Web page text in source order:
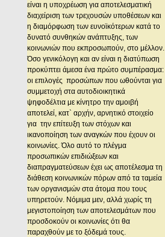
είναι η υποχρέωση για αποτελεσματική
διαχείριση των τρεχουσών υποθέσεων και
η διαμόρφωση των ευνοϊκότερων κατά το
δυνατό συνθηκών ανάπτυξης, των
κοινωνιών που εκπροσωπούν, στο μέλλον.
Όσο γενικόλογη και αν είναι η διατύπωση
προκύπτει άμεσα ένα πρώτο συμπέρασμα:
οι επιλογές προσώπων που ωθούνται για
συμμετοχή στα αυτοδιοικητικά
ψηφοδέλτια με κίνητρο την αμοιβή
αποτελεί, κατ` αρχήν, αρνητικό στοιχείο
για την επίτευξη των στόχων και
ικανοποίηση των αναγκών που έχουν οι
κοινωνίες. Όλο αυτό το πλέγμα
προσωπικών επιδιώξεων και
διαπραγματεύσεων έχει ως αποτέλεσμα τη
διάθεση κοινωνικών πόρων από τα ταμεία
των οργανισμών στα άτομα που τους
υπηρετούν. Νόμιμα μεν, αλλά χωρίς τη
μεγιστοποίηση των αποτελεσμάτων που
προσδοκούν οι κοινωνίες ότι θα
παραχθούν με το ξόδεμά τους.